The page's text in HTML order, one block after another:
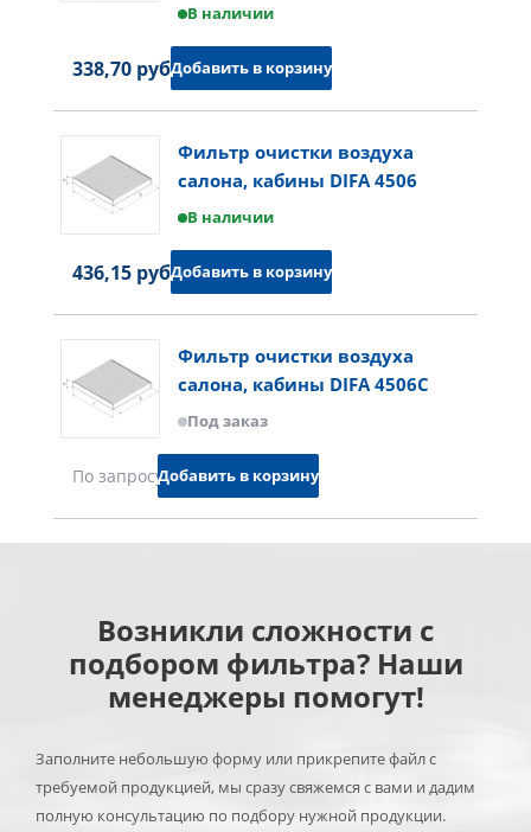
В наличии
338,70 руб.Добавить в корзину
Фильтр очистки воздуха
салона, кабины DIFA 4506
В наличии
436,15 руб.Добавить в корзину
Фильтр очистки воздуха
салона, кабины DIFA 4506C
Под заказ
По запросуДобавить в корзину
Возникли сложности с
подбором фильтра? Наши
менеджеры помогут!
Заполните небольшую форму или прикрепите файл с
требуемой продукцией, мы сразу свяжемся с вами и дадим
полную консультацию по подбору нужной продукции.